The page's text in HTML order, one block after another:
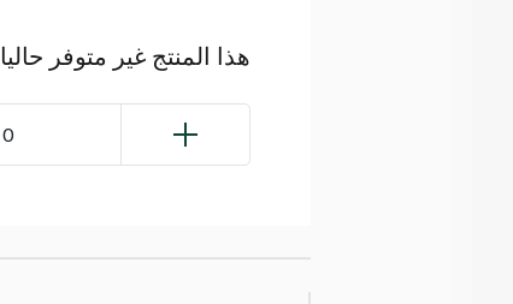
هذا المنتج غير متوفر حاليا
0